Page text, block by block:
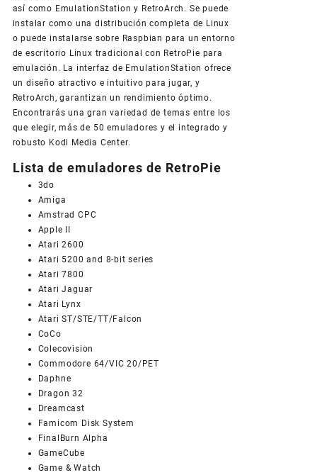
así como EmulationStation y RetroArch. Se puede
instalar como una distribución completa de Linux
o puede instalarse sobre Raspbian para un entorno
de escritorio Linux tradicional con RetroPie para
emulación. La interfaz de EmulationStation ofrece
un diseño atractivo e intuitivo para jugar, y
RetroArch, garantizan un rendimiento óptimo.
Encontrarás una gran variedad de temas entre los
que elegir, más de 50 emuladores y el integrado y
robusto Kodi Media Center.
Lista de emuladores de RetroPie
3do
Amiga
Amstrad CPC
Apple II
Atari 2600
Atari 5200 and 8-bit series
Atari 7800
Atari Jaguar
Atari Lynx
Atari ST/STE/TT/Falcon
CoCo
Colecovision
Commodore 64/VIC 20/PET
Daphne
Dragon 32
Dreamcast
Famicom Disk System
FinalBurn Alpha
GameCube
Game & Watch